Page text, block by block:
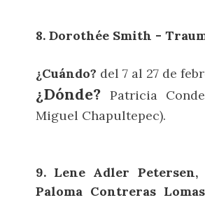
8. Dorothée Smith -
¿Cuándo? del 7 al 27 de
¿Dónde? Patricia
Miguel Chapultepec).
9. Lene Adler
Paloma Contreras